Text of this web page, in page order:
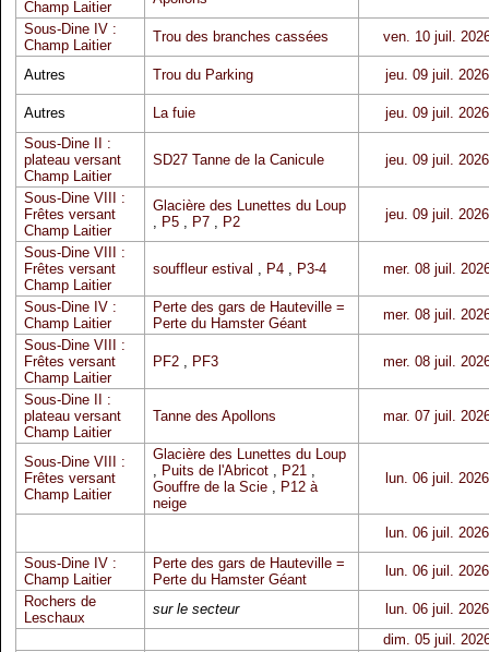
Champ Laitier
Sous-Dine IV :
Champ Laitier
Trou des branches cassées ven. 10 juil.
Autres Trou du Parking jeu. 09 juil. 2026
Autres La fuie
jeu. 09 juil. 2026
Sous-Dine II :
plateau versant
Champ Laitier
SD27 Tanne de la Canicule jeu. 09 juil. 2026
Sous-Dine VIII :
Frêtes versant
Champ Laitier
Glacière des Lunettes du Loup
, P5, P7, P2 jeu. 09 juil. 2026
Sous-Dine VIII :
Frêtes versant
Champ Laitier
souffleur estival , P4, P3-4 mer. 08 juil.
Sous-Dine IV :
Champ Laitier
Perte des gars de Hauteville =
Perte du Hamster Géant
mer. 08 juil.
Sous-Dine VIII :
Frêtes versant
Champ Laitier
PF2, PF3 mer. 08 juil.
Sous-Dine II :
plateau versant
Champ Laitier
Tanne des Apollons mar. 07 juil.
Sous-Dine VIII :
Frêtes versant
Champ Laitier
Glacière des Lunettes du Loup
, Puits de l'Abricot, P21,
Gouffre de la Scie, P12 à
neige
lun. 06 juil. 2026
lun. 06 juil. 2026
Sous-Dine IV :
Champ Laitier
Perte des gars de Hauteville =
Perte du Hamster Géant
lun. 06 juil. 2026
Rochers de
Leschaux
sur le secteur
lun. 06 juil. 2026
dim. 05 juil.